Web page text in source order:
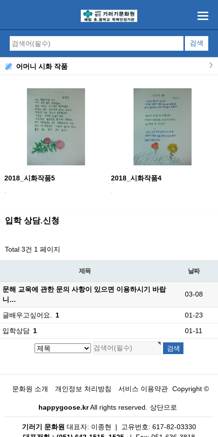
어머니 시화 작품
2018_시화작품5
2018_시화작품4
입학 상담.신청
Total 3건 1 페이지
제목 날짜
문해 교욱에 관한 문의 사항이 있으면 이용하시기 바랍
니…
03-08
글배우고싶어요. 1
01-23
입학상담 1 01-11
문화원 소개 개인정보 처리방침 서비스 이용약관 Copyright ©
happygoose.krAll rights reserved. 상단으로
기러기 문화원 대표자: 이종현 | 고유번호: 617-82-03330